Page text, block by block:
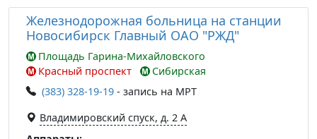
Железнодорожная больница на станции
Новосибирск Главный ОАО "РЖД"
Площадь Гарина-Михайловского
Красный проспект
Сибирская
(383) 328-19-19 - запись на МРТ
Владимировский спуск, д. 2 А